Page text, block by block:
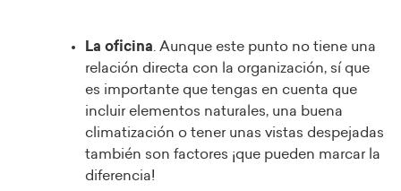
La oficina. Aunque este punto no tiene una
relación directa con la organización, sí que
es importante que tengas en cuenta que
incluir elementos naturales, una buena
climatización o tener unas vistas despejadas
también son factores ¡que pueden marcar la
diferencia!